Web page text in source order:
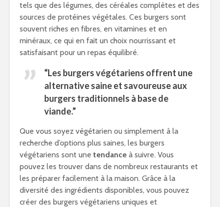
tels que des légumes, des céréales complètes et des
sources de protéines végétales. Ces burgers sont
souvent riches en fibres, en vitamines et en
minéraux, ce qui en fait un choix nourrissant et
satisfaisant pour un repas équilibré.
“Les burgers végétariens offrent une
alternative saine et savoureuse aux
burgers traditionnels à base de
viande.”
Que vous soyez végétarien ou simplement à la
recherche d’options plus saines, les burgers
végétariens sont une tendance à suivre. Vous
pouvez les trouver dans de nombreux restaurants et
les préparer facilement à la maison. Grâce à la
diversité des ingrédients disponibles, vous pouvez
créer des burgers végétariens uniques et